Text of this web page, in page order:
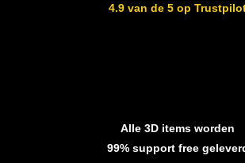
4.9 van de 5 op
Alle 3D items worden
99% support free